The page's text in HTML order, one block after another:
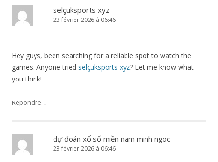
selçuksports xyz
23 février 2026 à 06:46
Hey guys, been searching for a reliable spot to watch the
games. Anyone tried selçuksports xyz? Let me know what
you think!
Répondre ↓
dự đoán xổ số miền nam minh ngoc
23 février 2026 à 06:46